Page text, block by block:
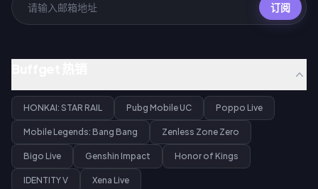
订阅
HONKAI: STAR RAIL Pubg Mobile UC Poppo Live
Mobile Legends: Bang Bang Zenless Zone Zero
Bigo Live Genshin Impact Honor of Kings
IDENTITY V Xena Live